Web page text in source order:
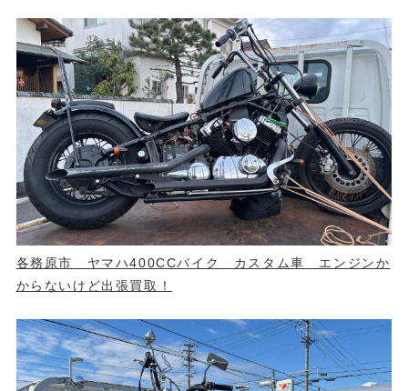
各務原市 ヤマハ400CCバイク カスタム車 エンジンか
からないけど出張買取！